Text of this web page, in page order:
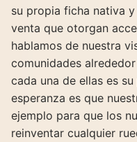
su propia ficha nativa
venta que otorgan
hablamos de nuestra
comunidades
cada una de ellas es
esperanza es que
ejemplo para que los
reinventar cualquier